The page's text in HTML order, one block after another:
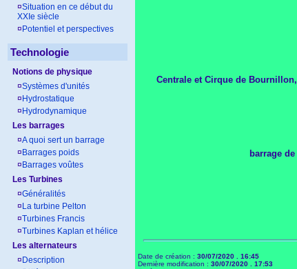
¤Situation en ce début du
XXIe siècle
¤ Potentiel et perspectives
Technologie
Notions de physique
¤Systèmes d'unités
¤ Hydrostatique
¤ Hydrodynamique
Les barrages
¤A quoi sert un barrage
¤ Barrages poids
¤ Barrages voûtes
Les Turbines
¤Généralités
¤ La turbine Pelton
¤Turbines Francis
¤Turbines Kaplan et hélice
Les alternateurs
¤ Description
Centrale et Cirque de
barrage
Date de création : 30/07/2020 . 16:45
Dernière modification : 30/07/2020 . 17:53